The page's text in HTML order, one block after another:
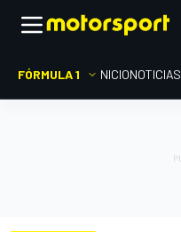
FÓRMULA 1 INICIONOTICIAS